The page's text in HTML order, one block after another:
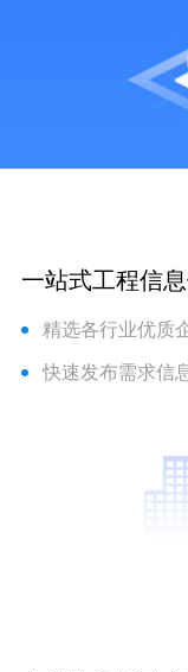
一站式工程信
精选各行业优质
快速发布需求信